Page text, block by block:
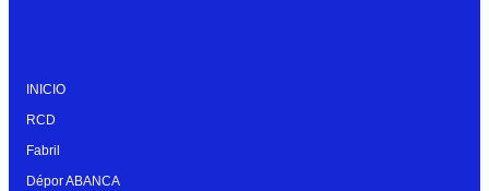
INICIO
RCD
Fabril
Dépor ABANCA